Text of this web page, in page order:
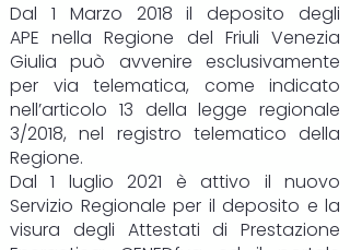
Dal 1 Marzo 2018 il deposito degli
APE nella Regione del Friuli Venezia
Giulia può avvenire esclusivamente
per via telematica, come indicato
nell’articolo 13 della legge regionale
3/2018, nel registro telematico della
Regione.
Dal 1 luglio 2021 è attivo il nuovo
Servizio Regionale per il deposito e la
visura degli Attestati di Prestazione